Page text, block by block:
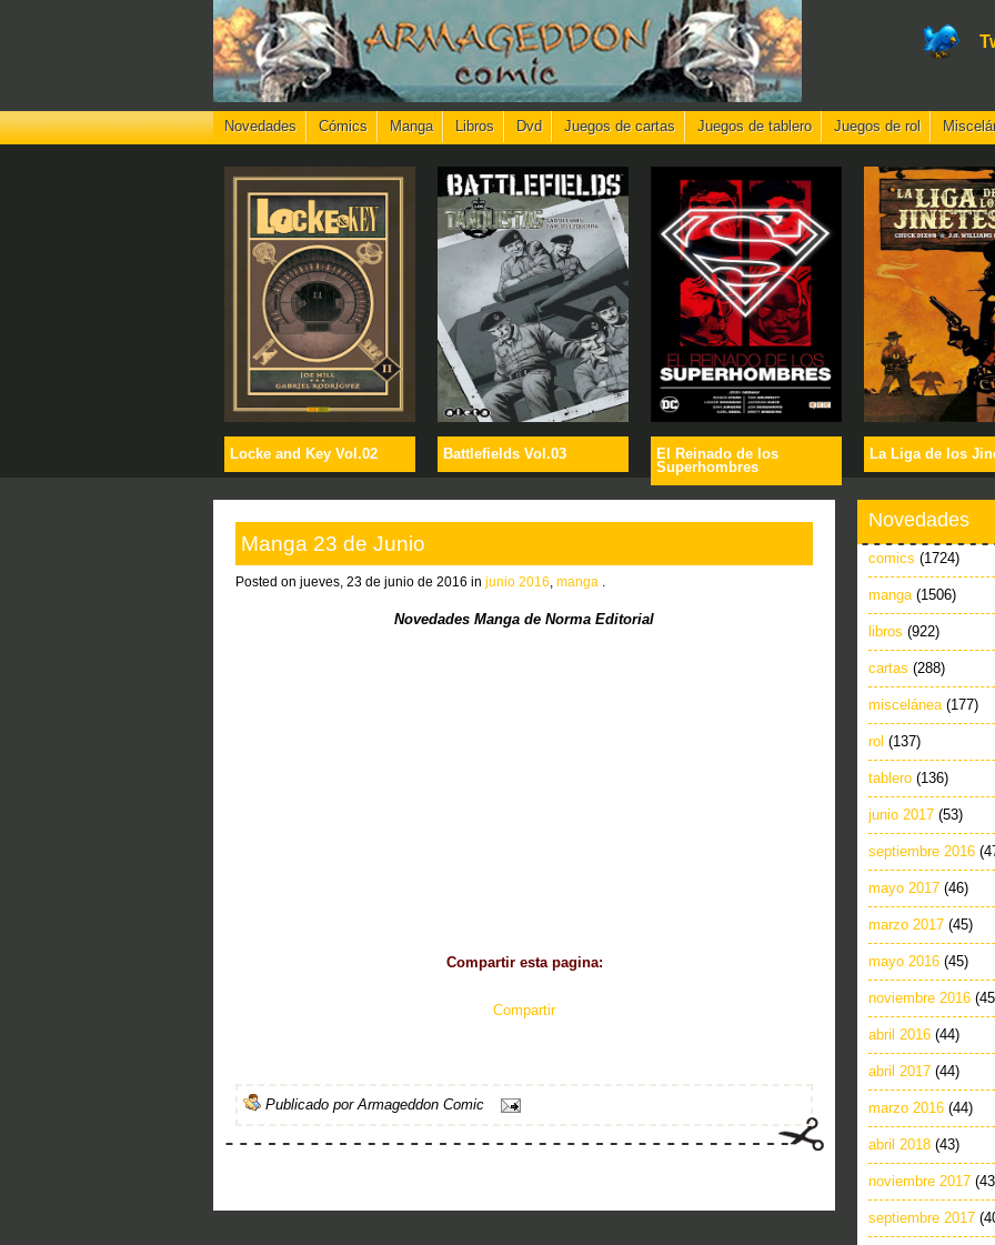
Novedades Cómics Manga Libros Dvd Juegos de cartas Juegos de tablero Juegos de rol
Locke and Key Vol.02 Battlefields Vol.03
El Reinado de los
Superhombres
La Liga de los
Manga 23 de Junio
Posted on jueves, 23 de junio de 2016 in junio 2016 manga
Novedades Manga de Norma Editorial
Compartir esta pagina:
Compartir
Publicado porArmageddon Comic
Novedades
comics (1724)
manga (1506)
libros (922)
cartas (288)
miscelánea (177)
rol (137)
tablero (136)
junio 2017 (53)
septiembre 2016
mayo 2017 (46)
marzo 2017 (45)
mayo 2016 (45)
noviembre 2016
abril 2016 (44)
abril 2017 (44)
marzo 2016 (44)
abril 2018 (43)
noviembre 2017
septiembre 2017